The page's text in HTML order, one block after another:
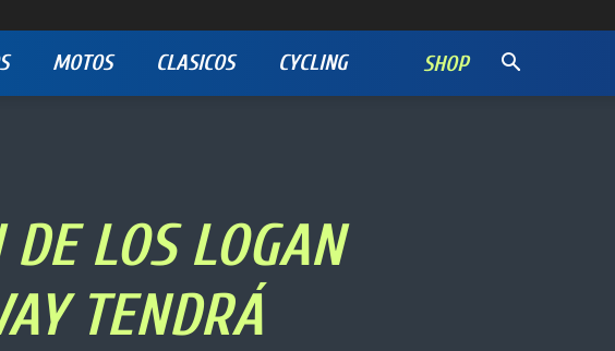
SHOP
MOTOS CLASICOS CYCLING
LOS LOGAN
TENDRÁ